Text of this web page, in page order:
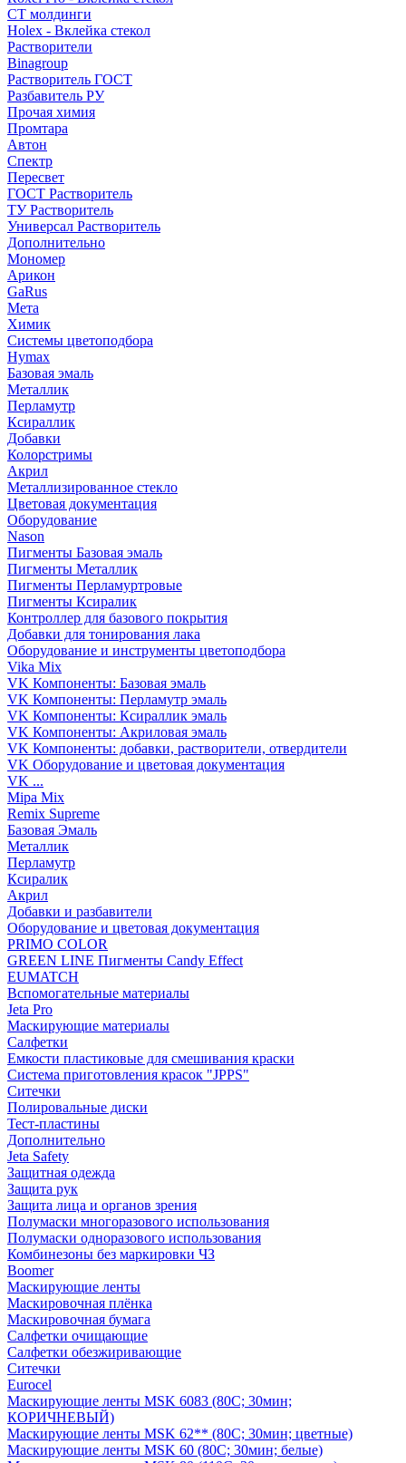
СТ молдинги
Holex - Вклейка стекол
Растворители
Binagroup
Растворитель ГОСТ
Разбавитель РУ
Прочая химия
Промтара
Автон
Спектр
Пересвет
ГОСТ Растворитель
ТУ Растворитель
Универсал Растворитель
Дополнительно
Мономер
Арикон
GaRus
Мета
Химик
Системы цветоподбора
Hymax
Базовая эмаль
Металлик
Перламутр
Ксираллик
Добавки
Колорстримы
Акрил
Металлизированное стекло
Цветовая документация
Оборудование
Nason
Пигменты Базовая эмаль
Пигменты Металлик
Пигменты Перламуртровые
Пигменты Ксиралик
Контроллер для базового покрытия
Добавки для тонирования лака
Оборудование и инструменты цветоподбора
Vika Mix
VK Компоненты: Базовая эмаль
VK Компоненты: Перламутр эмаль
VK Компоненты: Ксираллик эмаль
VK Компоненты: Акриловая эмаль
VK Компоненты: добавки, растворители, отвердители
VK Оборудование и цветовая документация
VK ...
Mipa Mix
Remix Supreme
Базовая Эмаль
Металлик
Перламутр
Ксиралик
Акрил
Добавки и разбавители
Оборудование и цветовая документация
PRIMO COLOR
GREEN LINE Пигменты Candy Effect
EUMATCH
Вспомогательные материалы
Jeta Pro
Маскирующие материалы
Салфетки
Емкости пластиковые для смешивания краски
Система приготовления красок "JPPS"
Ситечки
Полировальные диски
Тест-пластины
Дополнительно
Jeta Safety
Защитная одежда
Защита рук
Защита лица и органов зрения
Полумаски многоразового использования
Полумаски одноразового использования
Комбинезоны без маркировки ЧЗ
Boomer
Маскирующие ленты
Маскировочная плёнка
Маскировочная бумага
Салфетки очищающие
Салфетки обезжиривающие
Ситечки
Euroсel
Маскирующие ленты MSK 6083 (80С; 30мин;
КОРИЧНЕВЫЙ)
Маскирующие ленты MSK 62** (80С; 30мин; цветные)
Маскирующие ленты MSK 60 (80С; 30мин; белые)